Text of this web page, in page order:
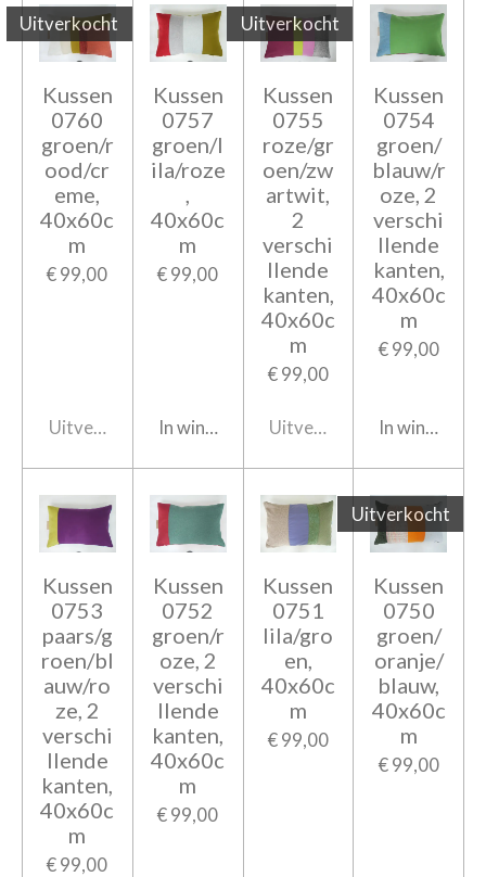
Uitverkocht
Kussen
0760
groen/r
ood/cr
eme,
40x60c
m
€ 99,00
Uitverkocht
Kussen
0757
groen/l
ila/roze
,
40x60c
m
€ 99,00
In winkelwagen
Uitverkocht
Kussen
0755
roze/gr
oen/zw
artwit,
2
verschi
llende
kanten,
40x60c
m
€ 99,00
Uitverkocht
Kussen
0754
groen/
blauw/r
oze, 2
verschi
llende
kanten,
40x60c
m
€ 99,00
In
Kussen
0753
paars/g
roen/bl
auw/ro
ze, 2
verschi
llende
kanten,
40x60c
m
€ 99,00
Kussen
0752
groen/r
oze, 2
verschi
llende
kanten,
40x60c
m
€ 99,00
Kussen
0751
lila/gro
en,
40x60c
m
€ 99,00
Uitverkocht
Kussen
0750
groen/
oranje/
blauw,
40x60c
m
€ 99,00